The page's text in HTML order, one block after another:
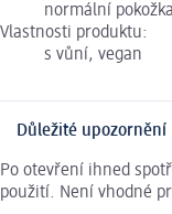
normální pokožka
Vlastnosti produktu:
s vůní, vegan
Důležité upozornění
Po otevření ihned
použití. Není vhodné